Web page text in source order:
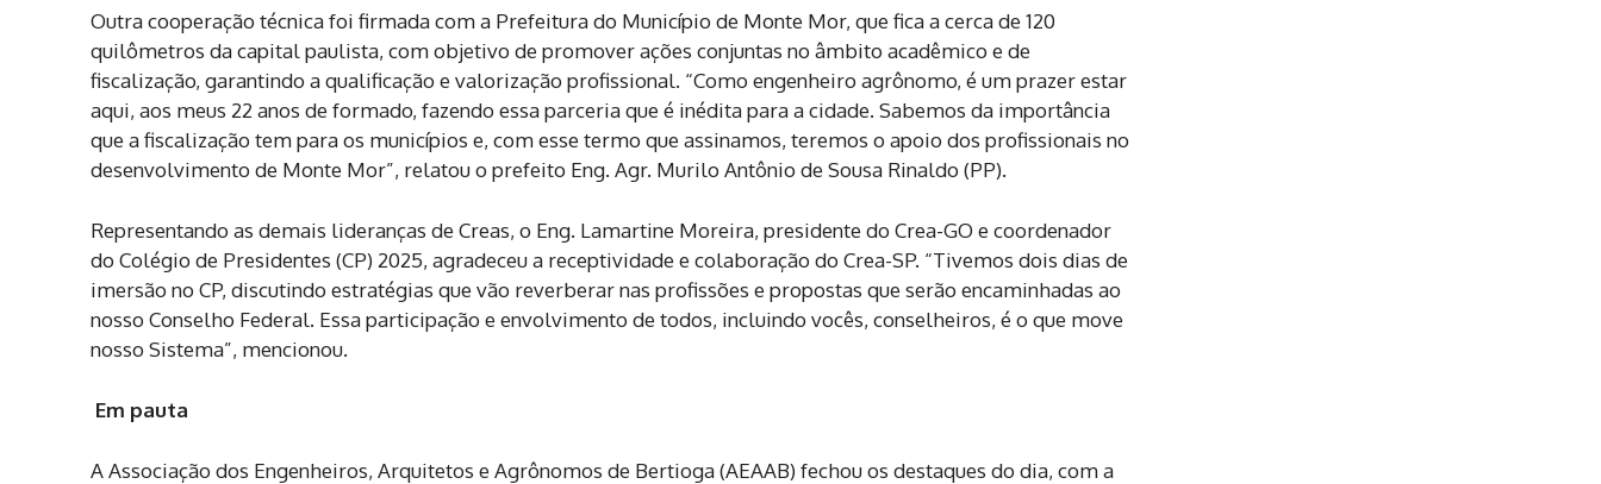
Outra cooperação técnica foi firmada com a Prefeitura do Município de Monte Mor, que fica a cerca de 120
quilômetros da capital paulista, com objetivo de promover ações conjuntas no âmbito acadêmico e de
fiscalização, garantindo a qualificação e valorização profissional. “Como engenheiro agrônomo, é um prazer estar
aqui, aos meus 22 anos de formado, fazendo essa parceria que é inédita para a cidade. Sabemos da importância
que a fiscalização tem para os municípios e, com esse termo que assinamos, teremos o apoio dos profissionais no
desenvolvimento de Monte Mor”, relatou o prefeito Eng. Agr. Murilo Antônio de Sousa Rinaldo (PP).
Representando as demais lideranças de Creas, o Eng. Lamartine Moreira, presidente do Crea-GO e coordenador
do Colégio de Presidentes (CP) 2025, agradeceu a receptividade e colaboração do Crea-SP. “Tivemos dois dias de
imersão no CP, discutindo estratégias que vão reverberar nas profissões e propostas que serão encaminhadas ao
nosso Conselho Federal. Essa participação e envolvimento de todos, incluindo vocês, conselheiros, é o que move
nosso Sistema”, mencionou.
Em pauta
A Associação dos Engenheiros, Arquitetos e Agrônomos de Bertioga (AEAAB) fechou os destaques do dia, com a